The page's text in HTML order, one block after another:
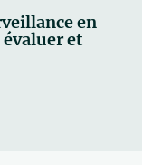
en
et